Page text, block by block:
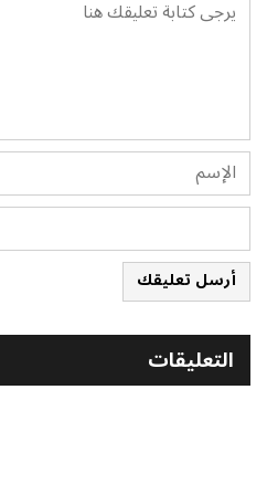
أرسل تعليقك
التعليقات